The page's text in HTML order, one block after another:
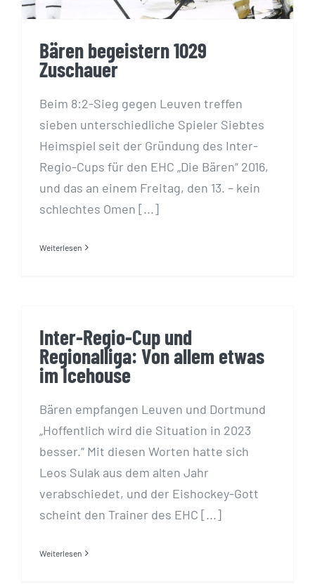
Bären begeistern 1029
Zuschauer
Beim 8:2-Sieg gegen Leuven treffen
sieben unterschiedliche Spieler Siebtes
Heimspiel seit der Gründung des Inter-
Regio-Cups für den EHC „Die Bären“ 2016,
und das an einem Freitag, den 13. – kein
schlechtes Omen [...]
Weiterlesen
Inter-Regio-Cup und
Regionalliga: Von allem etwas
im Icehouse
Bären empfangen Leuven und Dortmund
„Hoffentlich wird die Situation in 2023
besser.“ Mit diesen Worten hatte sich
Leos Sulak aus dem alten Jahr
verabschiedet, und der Eishockey-Gott
scheint den Trainer des EHC [...]
Weiterlesen